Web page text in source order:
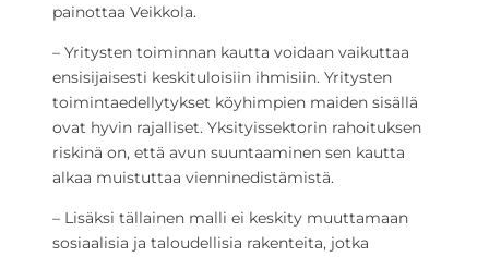
painottaa Veikkola.
– Yritysten toiminnan kautta voidaan vaikuttaa
ensisijaisesti keskituloisiin ihmisiin. Yritysten
toimintaedellytykset köyhimpien maiden sisällä
ovat hyvin rajalliset. Yksityissektorin rahoituksen
riskinä on, että avun suuntaaminen sen kautta
alkaa muistuttaa vienninedistämistä.
– Lisäksi tällainen malli ei keskity muuttamaan
sosiaalisia ja taloudellisia rakenteita, jotka